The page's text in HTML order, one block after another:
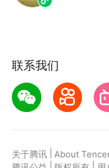
联系我们
关于腾讯 About